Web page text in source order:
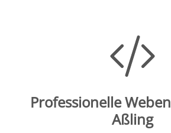
Professionelle
Aßling